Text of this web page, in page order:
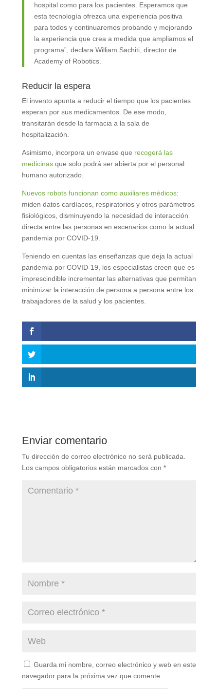
hospital como para los pacientes. Esperamos que
esta tecnología ofrezca una experiencia positiva
para todos y continuaremos probando y mejorando
la experiencia que crea a medida que ampliamos el
programa”, declara William Sachiti, director de
Academy of Robotics.
Reducir la espera
El invento apunta a reducir el tiempo que los pacientes
esperan por sus medicamentos. De ese modo,
transitarán desde la farmacia a la sala de
hospitalización.
Asimismo, incorpora un envase que recogerá las
medicinasque solo podrá ser abierta por el personal
humano autorizado.
Nuevos robots funcionan como auxiliares médicos:
miden datos cardíacos, respiratorios y otros parámetros
fisiológicos, disminuyendo la necesidad de interacción
directa entre las personas en escenarios como la actual
pandemia por COVID-19.
Teniendo en cuentas las enseñanzas que deja la actual
pandemia por COVID-19, los especialistas creen que es
imprescindible incrementar las alternativas que permitan
minimizar la interacción de persona a persona entre los
trabajadores de la salud y los pacientes.
Enviar comentario
Tu dirección de correo electrónico no será publicada.
Los campos obligatorios están marcados con *
Guarda mi nombre, correo electrónico y web en este
navegador para la próxima vez que comente.